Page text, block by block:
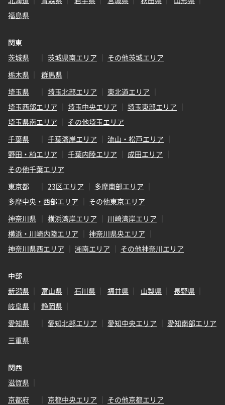
福島県
関東
茨城県
茨城県南エリア
その他茨城エリア
栃木県
群馬県
埼玉県
埼玉北部エリア
東北道エリア
埼玉西部エリア
埼玉中央エリア
埼玉東部エリア
埼玉県南エリア
その他埼玉エリア
千葉県
千葉湾岸エリア
流山・松戸エリア
野田・柏エリア
千葉内陸エリア
成田エリア
その他千葉エリア
東京都
23区エリア
多摩南部エリア
多摩中央・西部エリア
その他東京エリア
神奈川県
横浜湾岸エリア
川崎湾岸エリア
横浜・川崎内陸エリア
神奈川県央エリア
神奈川県西エリア
湘南エリア その他神奈川エリア
中部
新潟県
富山県 石川県 福井県 山梨県
長野県
岐阜県
静岡県
愛知県
愛知北部エリア 愛知中央エリア
愛知南部エリア
三重県
関西
滋賀県
京都府
京都中央エリア
その他京都エリア